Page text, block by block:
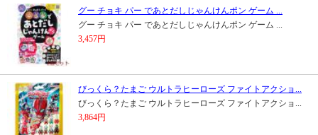
グー チョキ パー であとだしじゃんけんポン ゲーム ...
グー チョキ パー であとだしじゃんけんポン ゲーム ...
3,457円
びっくら？たまご ウルトラヒーローズ ファイトアクショ...
びっくら？たまご ウルトラヒーローズ ファイトアクショ...
3,864円